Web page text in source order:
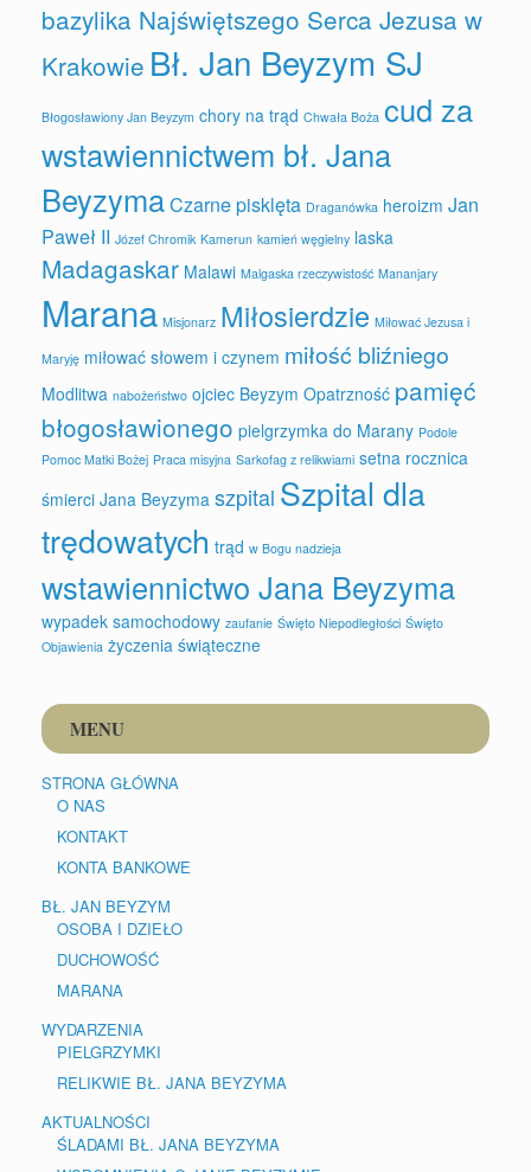
bazylika Najświętszego Serca Jezusa w
Krakowie Bł. Jan Beyzym SJ
Błogosławiony Jan Beyzym chory na trąd Chwała Boża cud za
wstawiennictwem bł. Jana
BeyzymaCzarne pisklęta Draganówka heroizm Jan
Paweł II Józef Chromik Kamerun kamień węgielny laska
Madagaskar Malawi Malgaska rzeczywistość Mananjary
Marana Misjonarz Miłosierdzie Miłować Jezusa i
Maryję miłować słowem i czynem miłość bliźniego
Modlitwa nabożeństwo ojciec Beyzym Opatrzność pamięć
błogosławionego pielgrzymka do Marany Podole
Pomoc Matki Bożej Praca misyjna Sarkofag z relikwiami setna rocznica
śmierci Jana Beyzyma szpital Szpital dla
trędowatych trąd w Bogu nadzieja
wstawiennictwo Jana Beyzyma
wypadek samochodowy zaufanie Święto Niepodległości Święto
Objawienia życzenia świąteczne
MENU
STRONA GŁÓWNA
O NAS
KONTAKT
KONTA BANKOWE
BŁ. JAN BEYZYM
OSOBA I DZIEŁO
DUCHOWOŚĆ
MARANA
WYDARZENIA
PIELGRZYMKI
RELIKWIE BŁ. JANA BEYZYMA
AKTUALNOŚCI
ŚLADAMI BŁ. JANA BEYZYMA